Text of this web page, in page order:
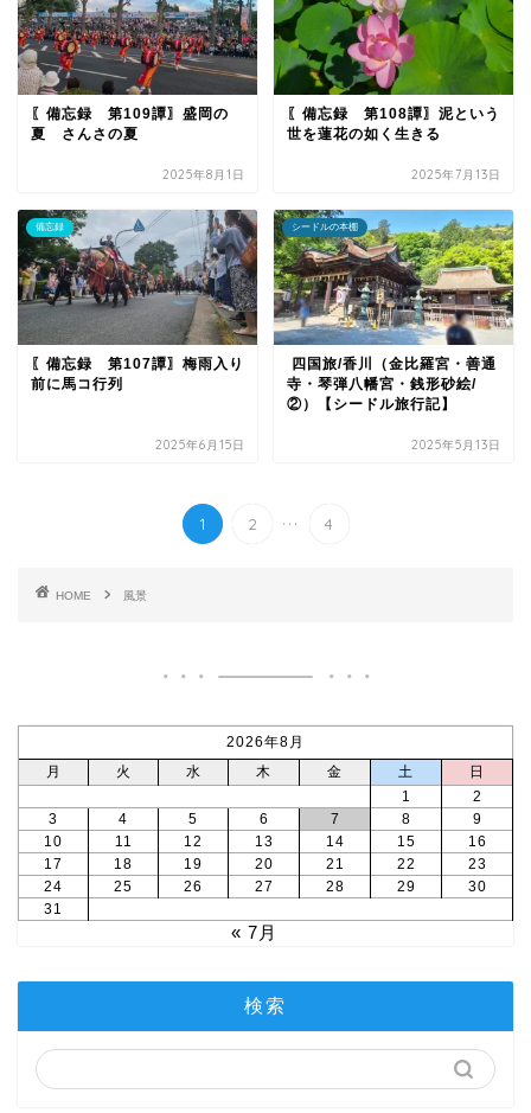
〖備忘録 第109譚〗盛岡の
夏 さんさの夏
2025年8月1日
〖備忘録 第108譚〗泥という
世を蓮花の如く生きる
2025年7月13日
備忘録
〖備忘録 第107譚〗梅雨入り
前に馬コ行列
2025年6月15日
シードルの本棚
四国旅/香川（金比羅宮・善通
寺・琴弾八幡宮・銭形砂絵/
②）【シードル旅行記】
2025年5月13日
1 2 ... 4
HOME 風景
2026年8月
月
火 水 木 金 土
日
1
2
3
4 5 6 7 8
9
10
11 12 13 14 15
16
17
18 19 20 21 22
23
24
25 26 27 28 29
30
31
« 7月
検索